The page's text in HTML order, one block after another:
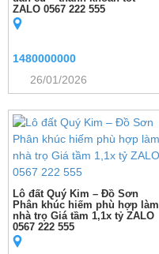
ZALO 0567 222 555
1480000000
26/01/2026
Lô đất Quý Kim – Đồ Sơn
Phân khúc hiếm phù hợp làm
nhà trọ Giá tầm 1,1x tỷ ZALO
0567 222 555